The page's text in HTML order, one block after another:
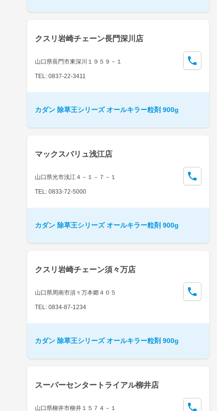
クスリ岩崎チェーン長門深川店
山口県長門市東深川１９５９－１
TEL: 0837-22-3411
カダン 除草王シリーズ オールキラー粒剤 900g
マックスバリュ浅江店
山口県光市浅江４－１－７－１
TEL: 0833-72-5000
カダン 除草王シリーズ オールキラー粒剤 900g
クスリ岩崎チェーン須々万店
山口県周南市須々万本郷４０５
TEL: 0834-87-1234
カダン 除草王シリーズ オールキラー粒剤 900g
スーパーセンタートライアル柳井店
山口県柳井市柳井１５７４－１